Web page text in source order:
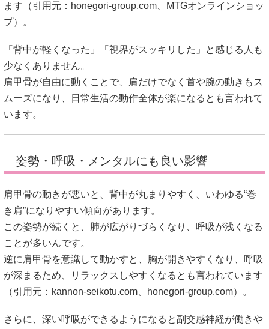
ます（引用元： honegori-group.com
MTGオンラインショッ
プ）。
「背中が軽くなった」「視界がスッキリした」と感じる人も
少なくありません。
肩甲骨が自由に動くことで、肩だけでなく首や腕の動きもス
ムーズになり、日常生活の動作全体が楽になるとも言われて
います。
姿勢・呼吸・メンタルにも良い影響
肩甲骨の動きが悪いと、背中が丸まりやすく、いわゆる“巻
き肩”になりやすい傾向があります。
この姿勢が続くと、肺が広がりづらくなり、呼吸が浅くなる
ことが多いんです。
逆に肩甲骨を意識して動かすと、胸が開きやすくなり、呼吸
が深まるため、リラックスしやすくなるとも言われています
（引用元： kannon-seikotu.com honegori-group.com）。
さらに、深い呼吸ができるようになると副交感神経が働きや